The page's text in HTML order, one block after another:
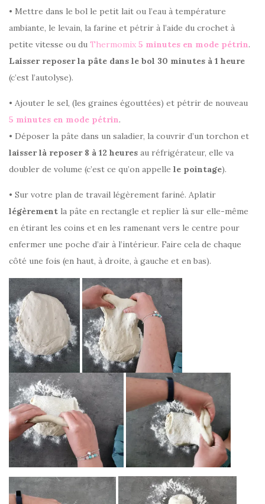
• Mettre dans le bol le petit lait ou l’eau à température
ambiante, le levain, la farine et pétrir à l’aide du crochet à
petite vitesse ou du Thermomix 5 minutes en mode pétrin.
Laisser reposer la pâte dans le bol 30 minutes à 1 heure
(c’est l’autolyse).
• Ajouter le sel, (les graines égouttées) et pétrir de nouveau
5 minutes en mode pétrin.
• Déposer la pâte dans un saladier, la couvrir d’un torchon et
laisser là reposer 8 à 12 heures au réfrigérateur, elle va
doubler de volume (c’est ce qu’on appelle le pointage).
• Sur votre plan de travail légèrement fariné. Aplatir
légèrement la pâte en rectangle et replier là sur elle-même
en étirant les coins et en les ramenant vers le centre pour
enfermer une poche d’air à l’intérieur. Faire cela de chaque
côté une fois (en haut, à droite, à gauche et en bas).